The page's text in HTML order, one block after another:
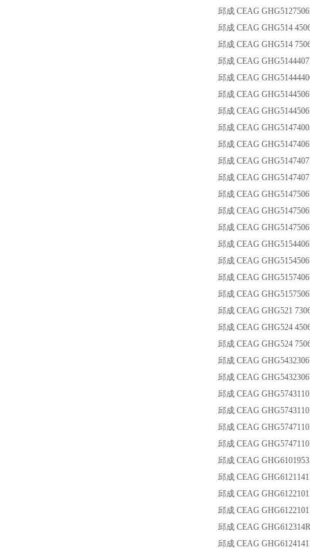
邱成 CEAG
邱成 CEAG GHG514
邱成 CEAG GHG514
邱成 CEAG
邱成 CEAG
邱成 CEAG
邱成 CEAG
邱成 CEAG
邱成 CEAG
邱成 CEAG
邱成 CEAG
邱成 CEAG
邱成 CEAG
邱成 CEAG
邱成 CEAG
邱成 CEAG
邱成 CEAG
邱成 CEAG
邱成 CEAG GHG521
邱成 CEAG GHG524
邱成 CEAG GHG524
邱成 CEAG
邱成 CEAG
邱成 CEAG
邱成 CEAG
邱成 CEAG
邱成 CEAG
邱成 CEAG
邱成 CEAG
邱成 CEAG
邱成 CEAG
邱成 CEAG
邱成 CEAG